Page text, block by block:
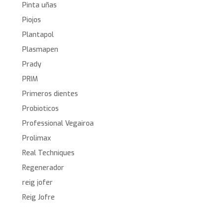
Pinta uñas
Piojos
Plantapol
Plasmapen
Prady
PRIM
Primeros dientes
Probioticos
Professional Vegairoa
Prolimax
Real Techniques
Regenerador
reig jofer
Reig Jofre